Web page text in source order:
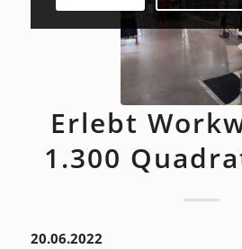
Erlebt
1.300
20.06.2022